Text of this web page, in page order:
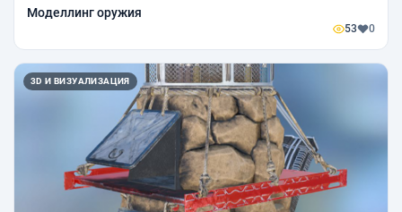
Моделлинг оружия
53 0
3D И ВИЗУАЛИЗАЦИЯ